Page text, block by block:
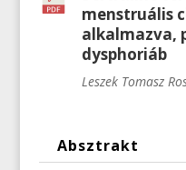
menstruális
alkalmazva,
dysphoriáb
Leszek Tomasz
Absztrakt